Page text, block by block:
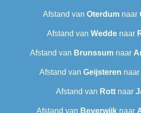
Afstand van Oterdumnaar
Afstand van Weddenaar
Afstand van Brunssum naar
Afstand van Geijsteren naar
Afstand van Rottnaar
Afstand van Beverwijk naar